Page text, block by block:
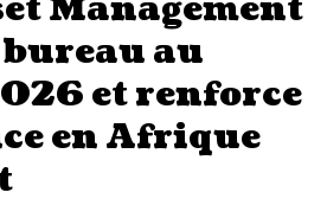
Management
au
et renforce
en Afrique